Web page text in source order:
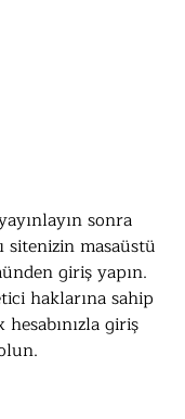
sonra
masaüstü
giriş yapın.
haklarına sahip
giriş